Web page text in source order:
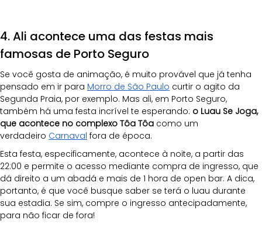
4. Ali acontece uma das festas mais
famosas de Porto Seguro
Se você gosta de animação, é muito provável que já tenha
pensado em ir para Morro de São Paulo curtir o agito da
Segunda Praia, por exemplo. Mas ali, em Porto Seguro,
também há uma festa incrível te esperando: o Luau Se Joga,
que acontece no complexo Tôa Tôa como um
verdadeiro Carnaval fora de época.
Esta festa, especificamente, acontece à noite, a partir das
22:00 e permite o acesso mediante compra de ingresso, que
dá direito a um abadá e mais de 1 hora de open bar. A dica,
portanto, é que você busque saber se terá o luau durante
sua estadia. Se sim, compre o ingresso antecipadamente,
para não ficar de fora!